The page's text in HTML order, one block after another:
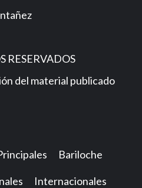
RESERVADOS
del material publicado
Bariloche
Internacionales